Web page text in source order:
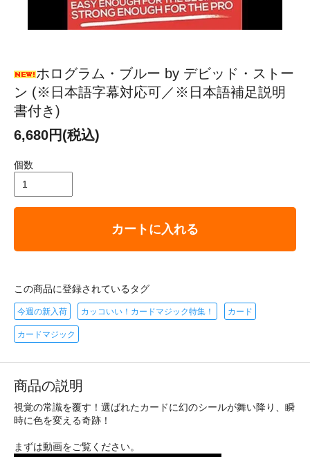
ホログラム・ブルー by デビッド・ストー
ン (※日本語字幕対応可／※日本語補足説明
書付き)
6,680円(税込)
個数
カートに入れる
この商品に登録されているタグ
今週の新入荷 カッコいい！カードマジック特集！ カード
カードマジック
商品の説明
視覚の常識を覆す！選ばれたカードに幻のシールが舞い降り、瞬
時に色を変える奇跡！
まずは動画をご覧ください。